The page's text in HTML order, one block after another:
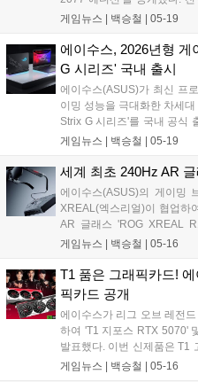
사이버펑크 테마로 수작업
ROG Xbox ALLY X와 동일하
게임뉴스 | 백승철 05-19
에이수스, 2026년형 게
G 시리즈' 국내 출시
에이수스(ASUS)가 최신 프
이밍 성능을 극대화한 차세
Strix G 시리즈'를 국내 공식
트라 및 AMD 라이젠 프로세
조를 통해 게이머에게 흔들
을 제공하는 것이 특징이다....
게임뉴스 | 백승철 05-19
세계 최초 240Hz AR
에이수스(ASUS)의 게이밍
XREAL(엑스리얼)이 협업하
AR 글래스 'ROG XREAL
OLED 패널을 통해 4미터 거
전용 컨트롤 독(Control
결합하여 이동 중에도 고성
을 제공한다....
게임뉴스 | 백승철 05-16
T1 품은 그래픽카드!
픽카드 공개
에이수스가 리그 오브 레전
하여 'T1 지포스 RTX 5070'
발표했다. 이번 신제품은 T1
인 디자인과 에이수스의 핵
게임뉴스 | 백승철 05-16